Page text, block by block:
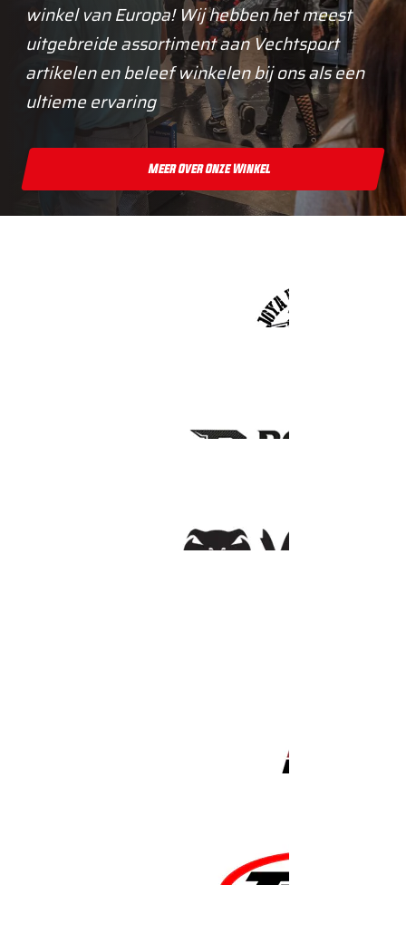
winkel van Europa! Wij hebben het meest
uitgebreide assortiment aan Vechtsport
artikelen en beleef winkelen bij ons als een
ultieme ervaring
Meer Over Onze Winkel